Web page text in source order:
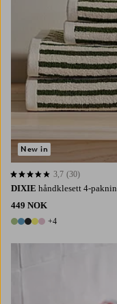
DIXIE håndklesett 4-
449 NOK
9 farger
+4
3,7 basert på 30
3,7 (30)
New in